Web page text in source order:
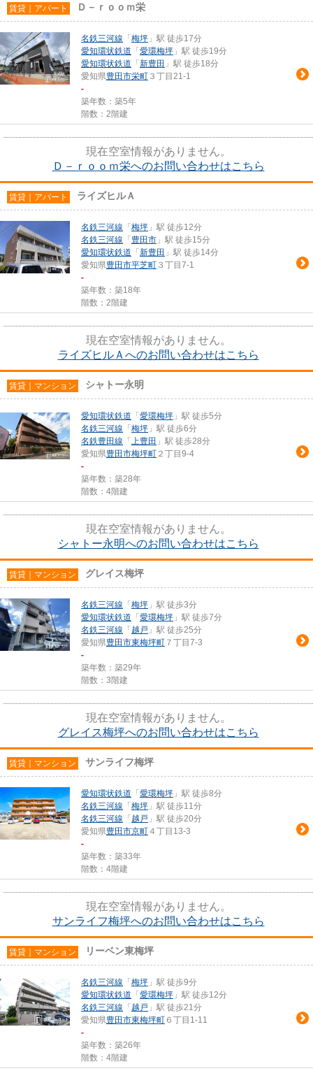
賃貸｜アパート Ｄ－ｒｏｏｍ栄
名鉄三河線 「 梅坪 」駅 徒歩17分
愛知環状鉄道 「 愛環梅坪 」駅 徒歩19分
愛知環状鉄道 「 新豊田 」駅 徒歩18分
愛知県豊田市栄町 ３丁目21-1
-
築年数：築5年
階数：2階建
現在空室情報がありません。
Ｄ－ｒｏｏｍ栄へのお問い合わせはこちら
賃貸｜アパート ライズヒルＡ
名鉄三河線 「 梅坪 」駅 徒歩12分
名鉄三河線 「 豊田市 」駅 徒歩15分
愛知環状鉄道 「 新豊田 」駅 徒歩14分
愛知県豊田市平芝町 ３丁目7-1
-
築年数：築18年
階数：2階建
現在空室情報がありません。
ライズヒルＡへのお問い合わせはこちら
賃貸｜マンション シャトー永明
愛知環状鉄道 「 愛環梅坪 」駅 徒歩5分
名鉄三河線 「 梅坪 」駅 徒歩6分
名鉄豊田線 「 上豊田 」駅 徒歩28分
愛知県豊田市梅坪町 ２丁目9-4
-
築年数：築28年
階数：4階建
現在空室情報がありません。
シャトー永明へのお問い合わせはこちら
賃貸｜マンション グレイス梅坪
名鉄三河線 「 梅坪 」駅 徒歩3分
愛知環状鉄道 「 愛環梅坪 」駅 徒歩7分
名鉄三河線 「 越戸 」駅 徒歩25分
愛知県豊田市東梅坪町 ７丁目7-3
-
築年数：築29年
階数：3階建
現在空室情報がありません。
グレイス梅坪へのお問い合わせはこちら
賃貸｜マンション サンライフ梅坪
愛知環状鉄道 「 愛環梅坪 」駅 徒歩8分
名鉄三河線 「 梅坪 」駅 徒歩11分
名鉄三河線 「 越戸 」駅 徒歩20分
愛知県豊田市京町 ４丁目13-3
-
築年数：築33年
階数：4階建
現在空室情報がありません。
サンライフ梅坪へのお問い合わせはこちら
賃貸｜マンション リーベン東梅坪
名鉄三河線 「 梅坪 」駅 徒歩9分
愛知環状鉄道 「 愛環梅坪 」駅 徒歩12分
名鉄三河線 「 越戸 」駅 徒歩21分
愛知県豊田市東梅坪町 ６丁目1-11
-
築年数：築26年
階数：4階建